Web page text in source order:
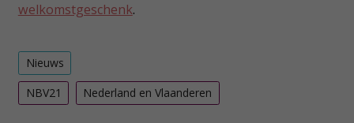
welkomstgeschenk.
Nieuws
NBV21 Nederland en Vlaanderen